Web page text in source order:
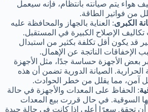
هواء يتم صيانته بانتظام، فإنه سيعمل
من فواتير الطاقة.
الكبرى: العناية بالجهاز والمحافظة عليه
الإصلاح الكبيرة في المستقبل.
قد يكون أقل تكلفة بكثير من استبدال
الإخفاقات الناتجة عن الإهمال.
بعض الأجهزة حساسة جدًا، مثل الأجهزة
الحرارية. الصيانة الدورية تضمن أن هذه
آمن، مما يقلل من خطر الحوادث.
: الحفاظ على المعدات والأجهزة في حالة
السوقية. في حال قررت بيع المعدات
أن تحقق سعرًا أعلى إذا كانت في حالة جيدة